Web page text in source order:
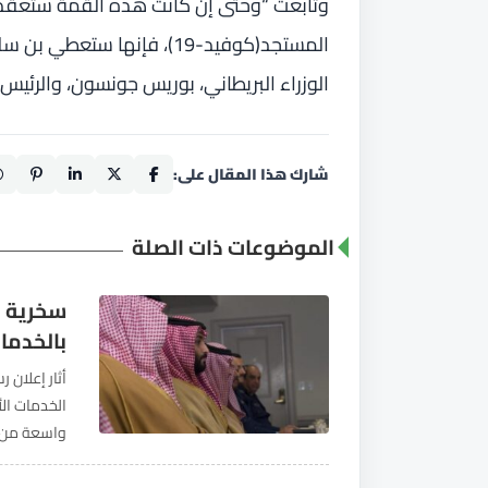
المستجد(كوفيد-19)،
الوزراء البريطاني، بوريس جونسون،
شارك هذا المقال على:
الموضوعات ذات الصلة
أثار
واسعة من
أن